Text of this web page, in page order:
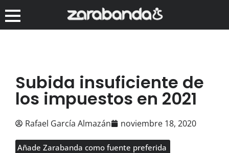
Subida insuficiente de
los impuestos en 2021
Rafael García Almazán noviembre 18, 2020
Añade Zarabanda como fuente preferida